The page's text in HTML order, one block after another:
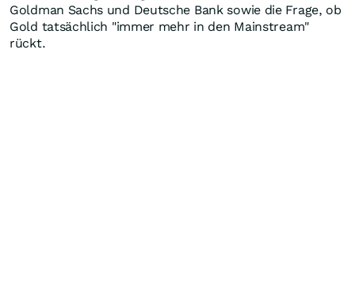
Goldman Sachs und Deutsche Bank sowie die Frage, ob
Gold tatsächlich "immer mehr in den Mainstream"
rückt.